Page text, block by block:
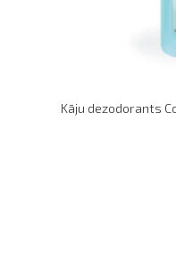
Kāju dezodorants